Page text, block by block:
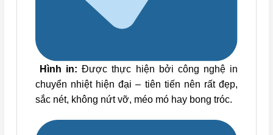
Hình in:Được thực hiện bởi công nghệ in
chuyển nhiệt hiện đại – tiên tiến nên rất đẹp,
sắc nét, không nứt vỡ, méo mó hay bong tróc.